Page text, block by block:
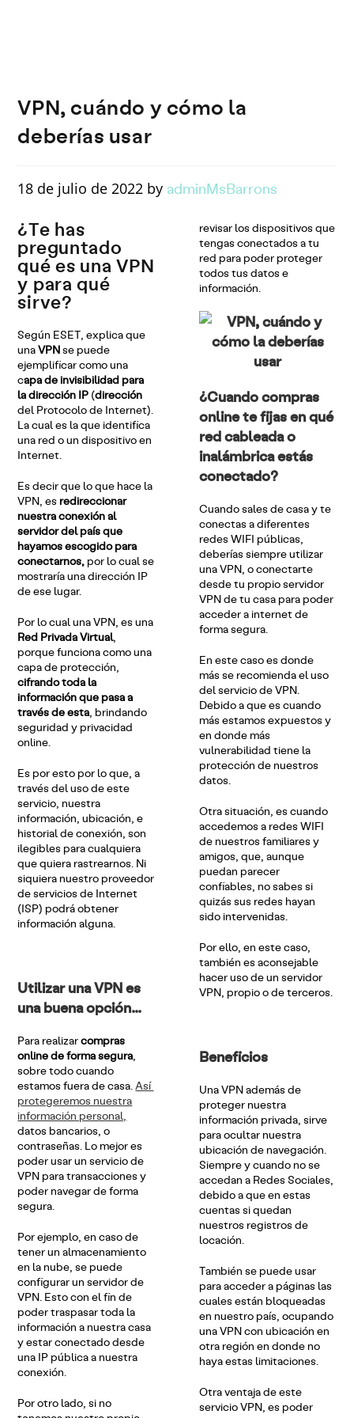
VPN, cuándo y cómo la
deberías usar
18 de julio de 2022 byadminMsBarrons
¿Te has
preguntado
qué es una VPN
y para qué
sirve?
Según ESET, explica que
unaVPNse puede
ejemplificar como una
capa de invisibilidad para
la dirección IP (dirección
del Protocolo de Internet).
La cual es la que identifica
una red o un dispositivo en
Internet.
Es decir que lo que hace la
VPN, es redireccionar
nuestra conexión al
servidor del país que
hayamos escogido para
conectarnos, por lo cual se
mostraría una dirección IP
de ese lugar.
Por lo cual una VPN, es una
Red Privada Virtual,
porque funciona como una
capa de protección,
cifrando toda la
información que pasa a
través de esta, brindando
seguridad y privacidad
online.
Es por esto por lo que, a
través del uso de este
servicio, nuestra
información, ubicación, e
historial de conexión, son
ilegibles para cualquiera
que quiera rastrearnos. Ni
siquiera nuestro proveedor
de servicios de Internet
(ISP) podrá obtener
información alguna.
Utilizar una VPN es
una buena opción…
Para realizarcompras
online de forma segura,
sobre todo cuando
estamos fuera de casa.Así
protegeremos nuestra
información personal,
datos bancarios, o
contraseñas. Lo mejor es
poder usar un servicio de
VPN para transacciones y
poder navegar de forma
segura.
Por ejemplo, en caso de
tener un almacenamiento
en la nube, se puede
configurar un servidor de
VPN. Esto con el fin de
poder traspasar toda la
información a nuestra casa
y estar conectado desde
una IP pública a nuestra
conexión.
Por otro lado, si no
revisar los dispositivos que
tengas conectados a tu
red para poder proteger
todos tus datos e
información.
¿Cuando compras
online te fijas en qué
red cableada o
inalámbrica estás
conectado?
Cuando sales de casa y te
conectas a diferentes
redes WIFI públicas,
deberías siempre utilizar
una VPN, o conectarte
desde tu propio servidor
VPN de tu casa para poder
acceder a internet de
forma segura.
En este caso es donde
más se recomienda el uso
del servicio de VPN.
Debido a que es cuando
más estamos expuestos y
en donde más
vulnerabilidad tiene la
protección de nuestros
datos.
Otra situación, es cuando
accedemos a redes WIFI
de nuestros familiares y
amigos, que, aunque
puedan parecer
confiables, no sabes si
quizás sus redes hayan
sido intervenidas.
Por ello, en este caso,
también es aconsejable
hacer uso de un servidor
VPN, propio o de terceros.
Beneficios
Una VPN además de
proteger nuestra
información privada, sirve
para ocultar nuestra
ubicación de navegación.
Siempre y cuando no se
accedan a Redes Sociales,
debido a que en estas
cuentas si quedan
nuestros registros de
locación.
También se puede usar
para acceder a páginas las
cuales están bloqueadas
en nuestro país, ocupando
una VPN con ubicación en
otra región en donde no
haya estas limitaciones.
Otra ventaja de este
servicio VPN, es poder